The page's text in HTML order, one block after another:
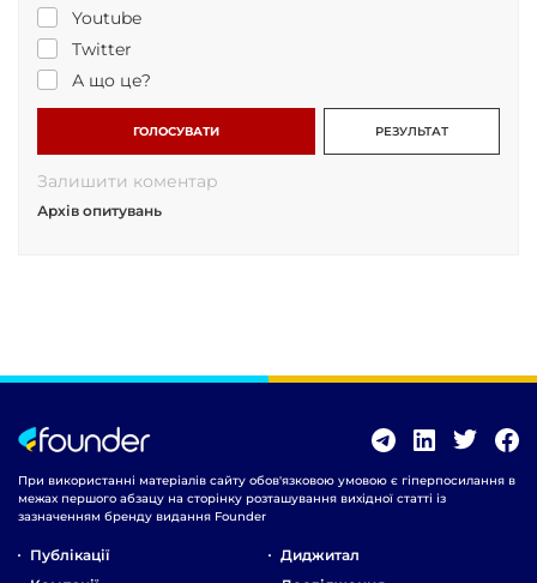
Youtube
Twitter
А що це?
ГОЛОСУВАТИ РЕЗУЛЬТАТ
Залишити коментар
Архів опитувань
При використанні матеріалів сайту обов'язковою умовою є гіперпосилання в
межах першого абзацу на сторінку розташування вихідної статті із
зазначенням бренду видання Founder
Публікації
Диджитал